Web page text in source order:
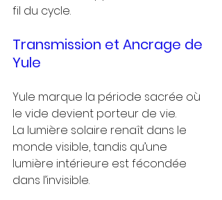
fil du cycle.
Transmission et Ancrage de
Yule
Yule marque la période sacrée où
le vide devient porteur de vie.
La lumière solaire renaît dans le
monde visible, tandis qu’une
lumière intérieure est fécondée
dans l’invisible.